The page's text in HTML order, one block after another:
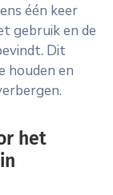
één keer
gebruik en de
Dit
houden en
het